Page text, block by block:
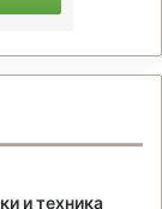
и техника